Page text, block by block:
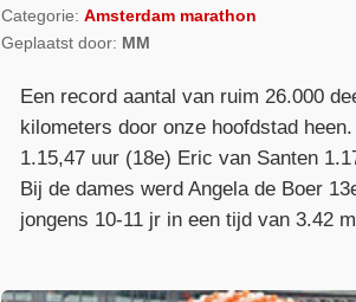
Categorie: Amsterdam marathon
Geplaatst door: MM
Een record aantal van ruim 26.000
kilometers door onze hoofdstad
1.15,47 uur (18e) Eric van Santen
Bij de dames werd Angela de Boer
jongens 10-11 jr in een tijd van 3.42